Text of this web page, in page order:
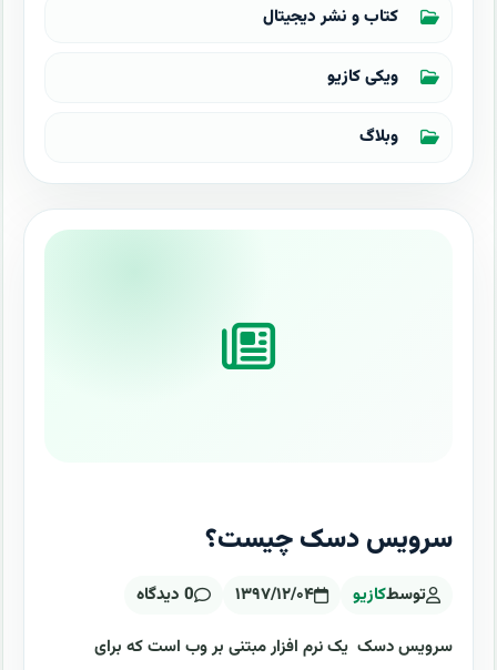
کتاب و نشر دیجیتال
ویکی کازیو
وبلاگ
سرویس دسک چیست؟
توسطکازیو ۱۳۹۷/۱۲/۰۴ 0 دیدگاه
سرویس دسک یک نرم افزار مبتنی بر وب است که برای